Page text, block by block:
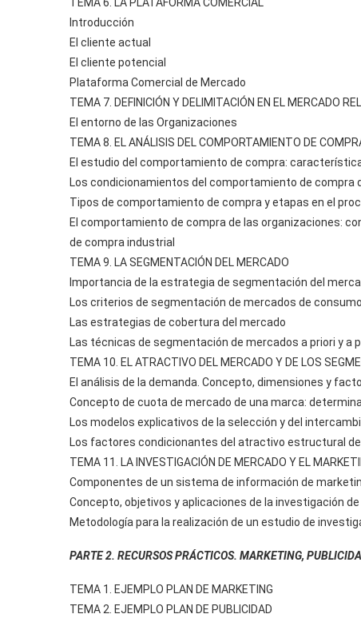
Introducción
El cliente actual
El cliente potencial
Plataforma Comercial de Mercado
TEMA 7. DEFINICIÓN Y DELIMITACIÓN EN EL MERCADO
El entorno de las Organizaciones
TEMA 8. EL ANÁLISIS DEL COMPORTAMIENTO DE
El estudio del comportamiento de compra:
Los condicionamientos del comportamiento de compra
Tipos de comportamiento de compra y etapas en el
El comportamiento de compra de las organizaciones:
de compra industrial
TEMA 9. LA SEGMENTACIÓN DEL MERCADO
Importancia de la estrategia de segmentación del
Los criterios de segmentación de mercados de
Las estrategias de cobertura del mercado
Las técnicas de segmentación de mercados a priori y a
TEMA 10. EL ATRACTIVO DEL MERCADO Y DE LOS
El análisis de la demanda. Concepto, dimensiones y
Concepto de cuota de mercado de una marca:
Los modelos explicativos de la selección y del
Los factores condicionantes del atractivo estructural
TEMA 11. LA INVESTIGACIÓN DE MERCADO Y EL
Componentes de un sistema de información de
Concepto, objetivos y aplicaciones de la investigación
Metodología para la realización de un estudio de
PARTE 2. RECURSOS PRÁCTICOS. MARKETING,
TEMA 1. EJEMPLO PLAN DE MARKETING
TEMA 2. EJEMPLO PLAN DE PUBLICIDAD